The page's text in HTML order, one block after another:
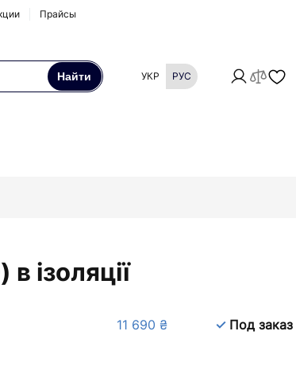
Прайсы
Найти УКР РУС
ізоляції
11 690 ₴ Под заказ